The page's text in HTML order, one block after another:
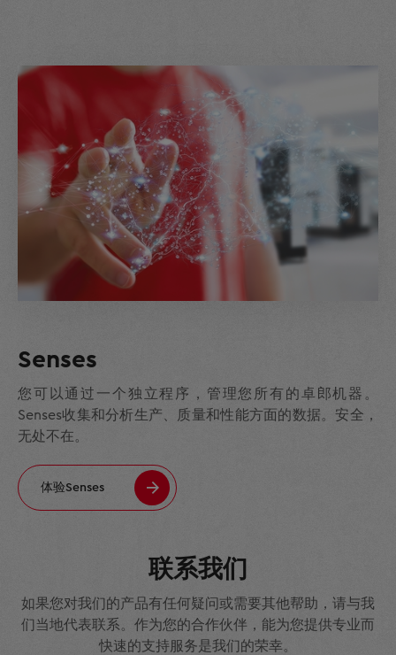
Senses
您可以通过一个独立程序，管理您所有的卓郎机器。
Senses收集和分析生产、质量和性能方面的数据。安全，
无处不在。
体验Senses
联系我们
如果您对我们的产品有任何疑问或需要其他帮助，请与我
们当地代表联系。作为您的合作伙伴，能为您提供专业而
快速的支持服务是我们的荣幸。